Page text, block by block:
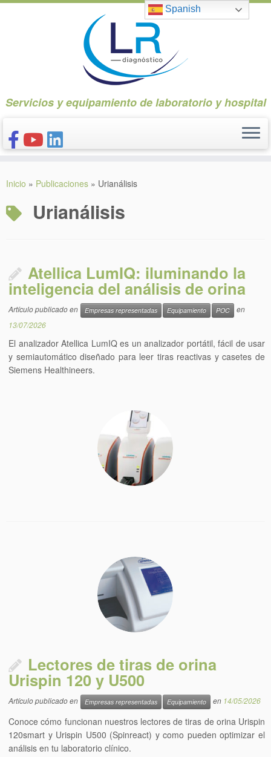
Saltar
Servicios y equipamiento de laboratorio y hospital
CONÓCENOS
NUESTROS PRODUCTOS
Inicio » Publicaciones » Urianálisis
Urianálisis
Atellica LumIQ: iluminando la
inteligencia del análisis de orina
Artículo publicado en Empresas representadas Equipamiento POC
en
13/07/2026
El analizador Atellica LumIQ es un analizador portátil, fácil de usar
y semiautomático diseñado para leer tiras reactivas y casetes de
Siemens Healthineers.
Lectores de tiras de orina
Urispin 120 y U500
Artículo publicado en Empresas representadas Equipamiento en 14/05/2026
Conoce cómo funcionan nuestros lectores de tiras de orina Urispin
120smart y Urispin U500 (Spinreact) y como pueden optimizar el
análisis en tu laboratorio clínico.
Spanish